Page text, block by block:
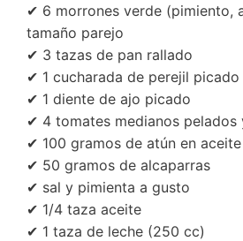
✔ 6 morrones verde (pimiento,
tamaño parejo
✔ 3 tazas de pan rallado
✔ 1 cucharada de perejil picado
✔ 1 diente de ajo picado
✔ 4 tomates medianos pelados
✔ 100 gramos de atún en aceite
✔ 50 gramos de alcaparras
✔ sal y pimienta a gusto
✔ 1/4 taza aceite
✔ 1 taza de leche (250 cc)